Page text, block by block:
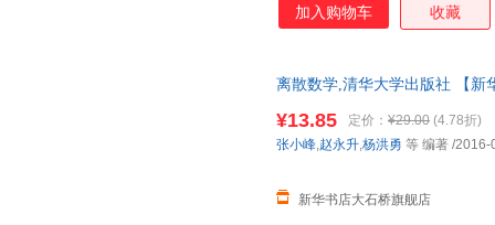
加入购物车 收藏
离散数学,清华大学出版社 【新
¥13.85 定价： ¥29.00 (4.78折)
新华书店大石桥旗舰店
张小峰,赵永升,杨洪勇 等 编著 /2016-